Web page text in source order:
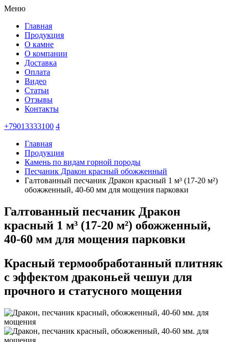
Меню
Главная
Продукция
О камне
О компании
Доставка
Оплата
Видео
Статьи
Отзывы
Контакты
+79013333100 4
Главная
Продукция
Камень по видам горной породы
Песчаник Дракон красный обожженный
Галтованный песчаник Дракон красный 1 м³ (17-20 м²)
обожженный, 40-60 мм для мощения парковки
Галтованный песчаник Дракон
красный 1 м³ (17-20 м²) обожженный,
40-60 мм для мощения парковки
Красный термообработанный плитняк
с эффектом драконьей чешуи для
прочного и статусного мощения